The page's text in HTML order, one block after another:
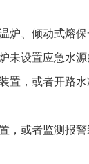
炉、倾动式熔
未设置应急水源
置，或者开路
，或者监测报